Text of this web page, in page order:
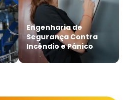
Engenharia de
Segurança Contra
Incêndio e Pânico